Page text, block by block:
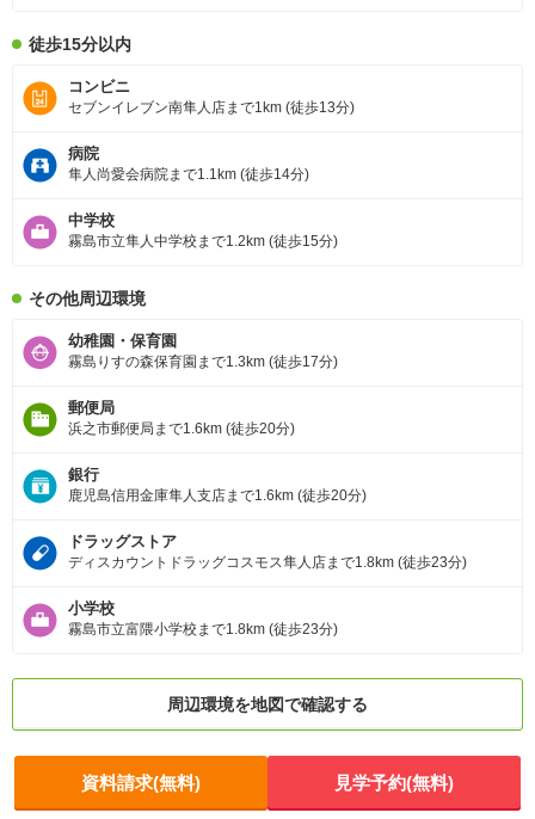
徒歩15分以内
コンビニ
セブンイレブン南隼人店まで1km (徒歩13分)
病院
隼人尚愛会病院まで1.1km (徒歩14分)
中学校
霧島市立隼人中学校まで1.2km (徒歩15分)
その他周辺環境
幼稚園・保育園
霧島りすの森保育園まで1.3km (徒歩17分)
郵便局
浜之市郵便局まで1.6km (徒歩20分)
銀行
鹿児島信用金庫隼人支店まで1.6km (徒歩20分)
ドラッグストア
ディスカウントドラッグコスモス隼人店まで1.8km (徒歩23分)
小学校
霧島市立富隈小学校まで1.8km (徒歩23分)
周辺環境を地図で確認する
資料請求(無料) 見学予約(無料)